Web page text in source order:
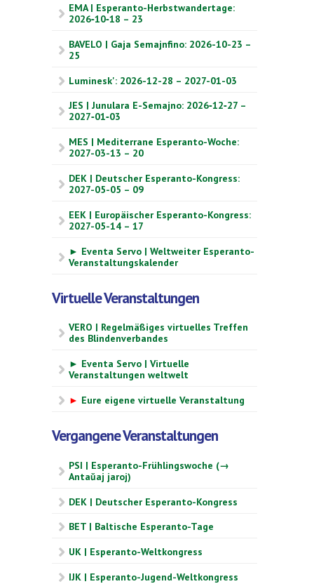
EMA | Esperanto-Herbstwandertage:
2026‑10‑18 – 23
BAVELO | Gaja Semajnfino: 2026-10-23 –
25
Luminesk': 2026-12-28 – 2027-01-03
JES | Junulara E-Semajno: 2026‑12‑27 –
2027‑01‑03
MES | Mediterrane Esperanto-Woche:
2027-03-13 – 20
DEK | Deutscher Esperanto-Kongress:
2027-05-05 – 09
EEK | Europäischer Esperanto-Kongress:
2027-05-14 – 17
► Eventa Servo | Weltweiter Esperanto-
Veranstaltungskalender
Virtuelle Veranstaltungen
VERO | Regelmäßiges virtuelles Treffen
des Blindenverbandes
► Eventa Servo | Virtuelle
Veranstaltungen weltwelt
► Eure eigene virtuelle Veranstaltung
Vergangene Veranstaltungen
PSI | Esperanto-Frühlingswoche (→
Antaŭaj jaroj)
DEK | Deutscher Esperanto-Kongress
BET | Baltische Esperanto-Tage
UK | Esperanto-Weltkongress
IJK | Esperanto-Jugend-Weltkongress